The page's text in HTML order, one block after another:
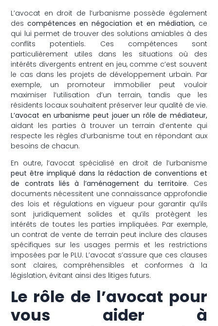
L’avocat en droit de l’urbanisme possède également
descompétences en négociation et en médiation,ce
qui lui permet de trouver des solutions amiables à des
conflits potentiels. Ces compétences sont
particulièrement utiles dans les situations où des
intérêts divergents entrent en jeu, comme c’est souvent
le cas dans les projets de développement urbain. Par
exemple, un promoteur immobilier peut vouloir
maximiser l’utilisation d’un terrain, tandis que les
résidents locaux souhaitent préserver leur qualité de vie.
L’avocat en urbanisme peut jouer un rôle de médiateur,
aidant les parties à trouver un terrain d’entente qui
respecte les règles d’urbanisme tout en répondant aux
besoins de chacun.
En outre, l’avocat spécialisé en droit de l’urbanisme
peut être impliqué dans la rédaction de conventions et
de contrats liés à l’aménagement du territoire. Ces
documents nécessitent une connaissance approfondie
des lois et régulations en vigueur pour garantir qu’ils
sont juridiquement solides et qu’ils protègent les
intérêts de toutes les parties impliquées. Par exemple,
un contrat de vente de terrain peut inclure des clauses
spécifiques sur les usages permis et les restrictions
imposées par le PLU. L’avocat s’assure que ces clauses
sont claires, compréhensibles et conformes à la
législation, évitant ainsi des litiges futurs.
Le rôle de l’avocat pour
vous aider à